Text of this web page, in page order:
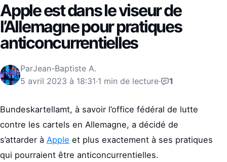
Apple est dans le viseur de
l’Allemagne pour pratiques
anticoncurrentielles
ParJean-Baptiste A.
5 avril 2023 à 18:31·1 min de lecture· 1
Bundeskartellamt, à savoir l’office fédéral de lutte
contre les cartels en Allemagne, a décidé de
s’attarder à Apple et plus exactement à ses pratiques
qui pourraient être anticoncurrentielles.